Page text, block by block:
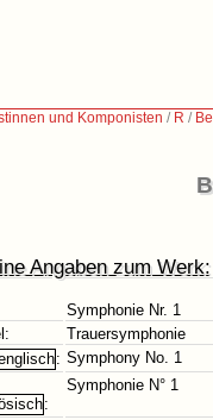
und Komponisten / R /
Angaben zum Werk:
Symphonie Nr. 1
Trauersymphonie
: Symphony No. 1
:
Symphonie N° 1